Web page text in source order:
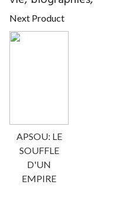
Next Product
APSOU: LE
SOUFFLE
D'UN
EMPIRE